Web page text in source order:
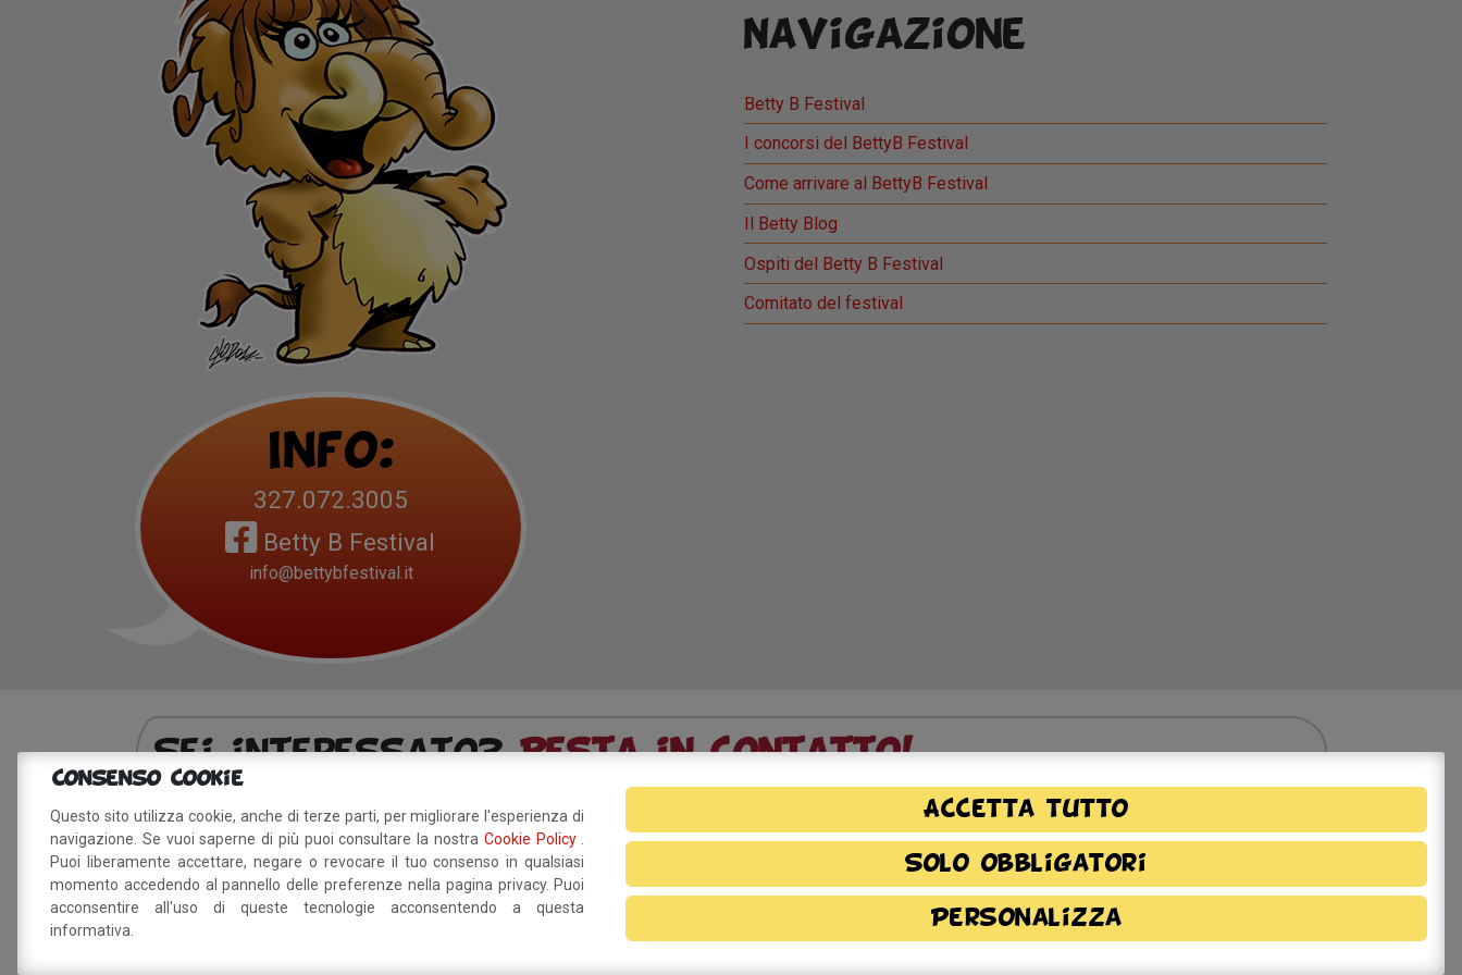
Info:
327.072.3005
Betty B Festival
info@bettybfestival.it
Navigazione
Betty B Festival
I concorsi del BettyB Festival
Come arrivare al BettyB Festival
Il Betty Blog
Ospiti del Betty B Festival
Comitato del festival
Sei interessato?Resta in contatto!
Dichiaro di aver preso visione dellainformativa privacy
e, autorizzo il
trattamento dei miei dati personali.
Consenso Cookie
Questo sito utilizza cookie, anche di terze parti, per migliorare l'esperienza di
navigazione. Se vuoi saperne di più puoi consultare la nostra Cookie Policy
Puoi liberamente accettare, negare o revocare il tuo consenso in qualsiasi
momento accedendo al pannello delle preferenze nella pagina privacy. Puoi
acconsentire all'uso di queste tecnologie acconsentendo a questa
informativa.
Accetta tutto
Solo obbligatori
Personalizza